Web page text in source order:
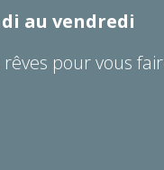
au vendredi
pour vous